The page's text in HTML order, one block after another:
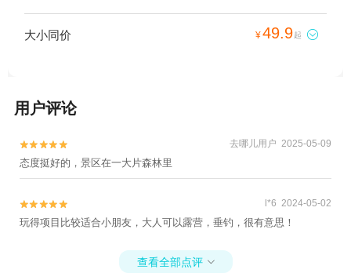
大小同价 ¥49.9起 
用户评论

 去哪儿用户 2025-05-09
态度挺好的，景区在一大片森林里

 l*6 2024-05-02
玩得项目比较适合小朋友，大人可以露营，垂钓，很有意思！
查看全部点评 